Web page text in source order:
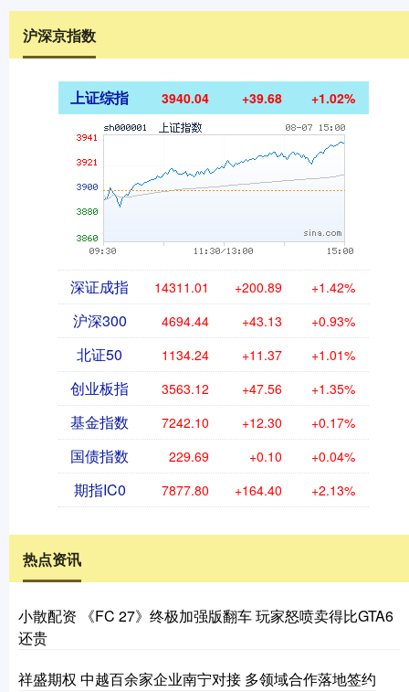
沪深京指数
上证综指 3940.04 +39.68 +1.02%
深证成指 14311.01 +200.89 +1.42%
沪深300 4694.44 +43.13 +0.93%
北证50 1134.24 +11.37 +1.01%
创业板指 3563.12 +47.56 +1.35%
基金指数 7242.10 +12.30 +0.17%
国债指数 229.69 +0.10 +0.04%
期指IC0 7877.80 +164.40 +2.13%
热点资讯
小散配资 《FC 27》终极加强版翻车 玩家怒喷卖得比GTA6
还贵
祥盛期权 中越百余家企业南宁对接 多领域合作落地签约